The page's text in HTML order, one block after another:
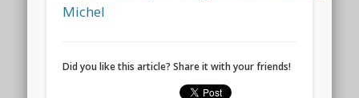
Michel
Did you like this article? Share it with your friends!